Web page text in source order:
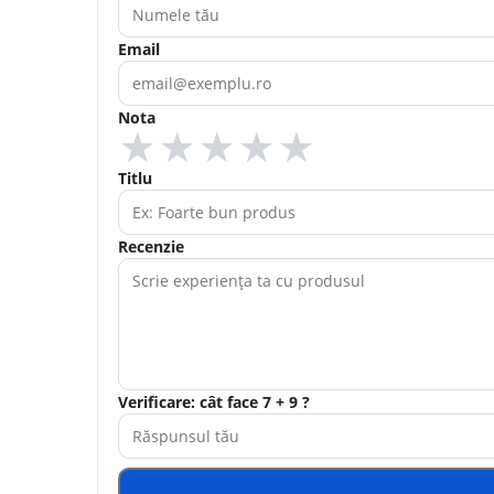
Email
Nota
★
★
★
★
★
Titlu
Recenzie
Verificare: cât face 7 + 9 ?